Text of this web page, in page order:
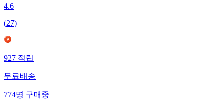
4.6
(27)
927적립
무료배송
774명구매중